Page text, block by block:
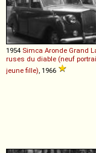
1954 Simca Aronde Grand
ruses du diable (neuf
jeune fille) , 1966